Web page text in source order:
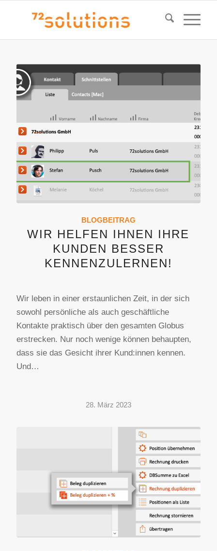
BLOGBEITRAG
WIR HELFEN IHNEN IHRE
KUNDEN BESSER
KENNENZULERNEN!
Wir leben in einer erstaunlichen Zeit, in der sich
sowohl persönliche als auch geschäftliche
Kontakte praktisch über den gesamten Globus
erstrecken. Nur noch wenige können behaupten,
dass sie das Gesicht ihrer Kund:innen kennen.
Und…
28. März 2023